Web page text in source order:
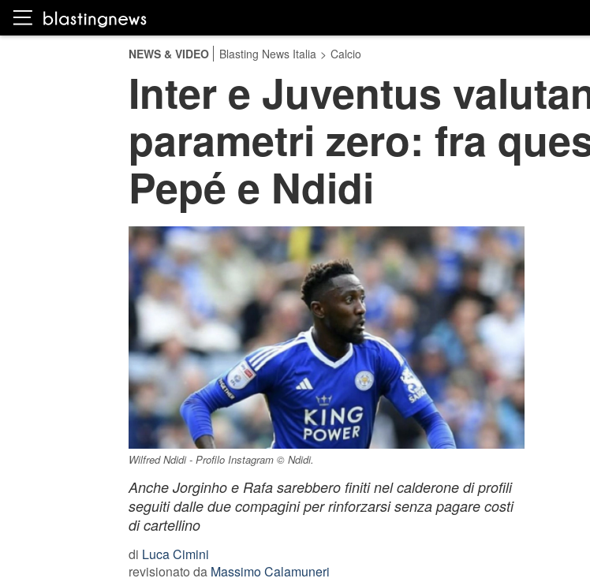
NEWS & VIDEO Blasting News Italia > Calcio
Inter e Juventus
parametri zero: fra
Pepé e Ndidi
Wilfred Ndidi - Profilo Instagram © Ndidi.
Anche Jorginho e Rafa sarebbero finiti nel calderone di profili
seguiti dalle due compagini per rinforzarsi senza pagare costi
di cartellino
di Luca Cimini
revisionato da Massimo Calamuneri